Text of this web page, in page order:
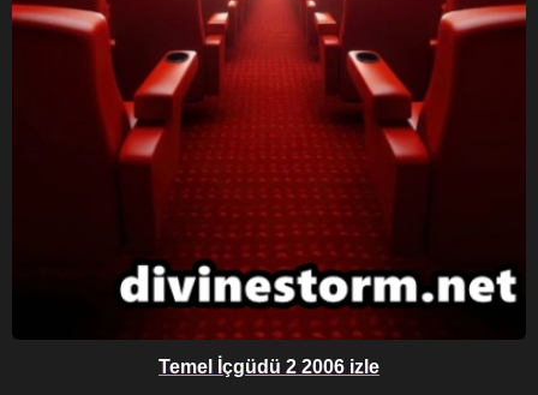
Temel İçgüdü 2 2006 izle